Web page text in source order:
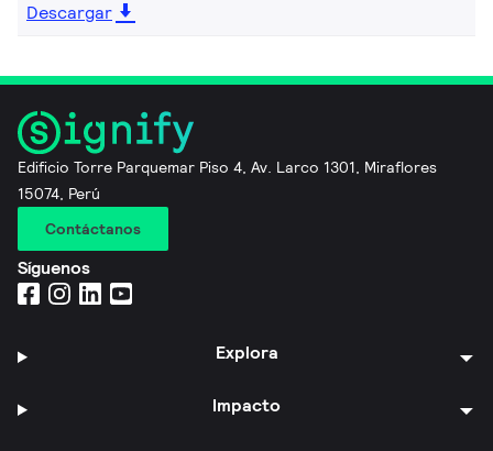
Descargar
Edificio Torre Parquemar Piso 4, Av. Larco 1301, Miraflores
15074, Perú
Contáctanos
Síguenos
Explora
Impacto